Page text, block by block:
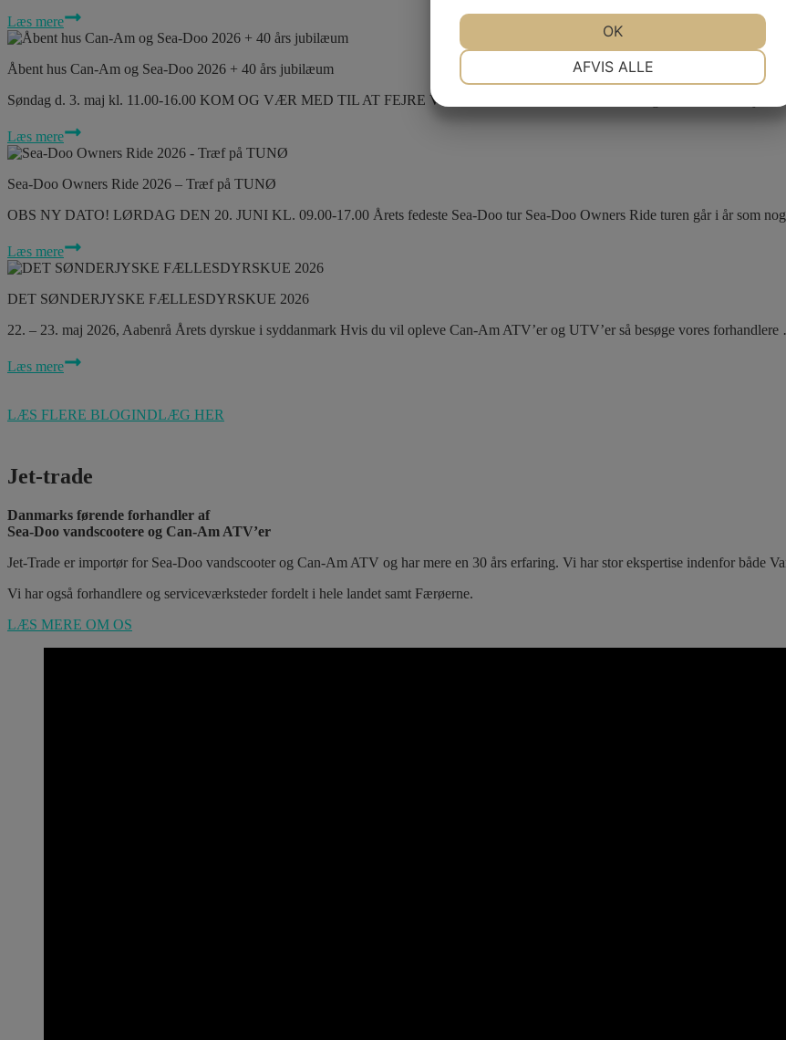
Læs mere
Åbent hus Can-Am og Sea-Doo 2026 + 40 års jubilæum
Søndag d. 3. maj kl. 11.00-16.00 KOM OG VÆR MED TIL AT FEJRE VORES 40 ÅRS JUBILÆUM Prøv også den
Læs mere
Sea-Doo Owners Ride 2026 – Træf på TUNØ
OBS NY DATO! LØRDAG DEN 20. JUNI KL. 09.00-17.00 Årets fedeste Sea-Doo tur Sea-Doo Owners Ride turen går i år som
Læs mere
DET SØNDERJYSKE FÆLLESDYRSKUE 2026
22. – 23. maj 2026, Aabenrå Årets dyrskue i syddanmark Hvis du vil opleve Can-Am ATV’er og UTV’er så besøge vores
Læs mere
LÆS FLERE BLOGINDLÆG HER
Jet-trade
Danmarks førende forhandler af
Sea-Doo vandscootere og Can-Am ATV’er
Jet-Trade er importør for Sea-Doo vandscooter og Can-Am ATV og har mere en 30 års erfaring. Vi har stor ekspertise indenfor både
Vi har også forhandlere og serviceværksteder fordelt i hele landet samt Færøerne.
LÆS MERE OM OS
AFVIS ALLE
OK